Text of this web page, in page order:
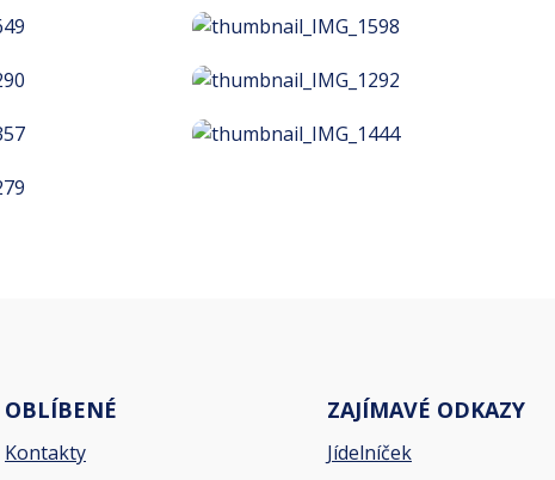
OBLÍBENÉ
Kontakty
ZAJÍMAVÉ ODKAZY
Jídelníček